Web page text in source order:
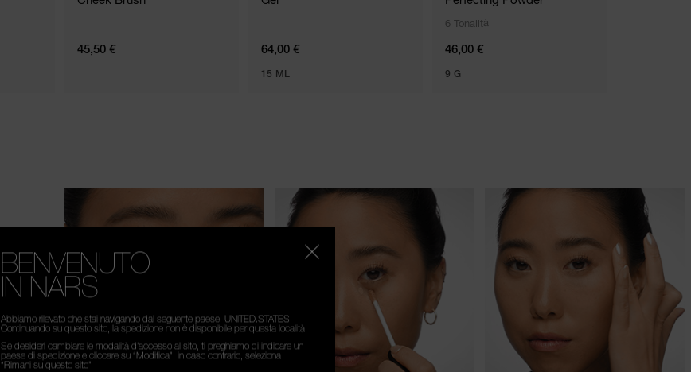
45,50 € 64,00 €
15 ML
6 Tonalità
46,00 €
9 G
BENVENUTO
IN NARS
Abbiamo rilevato che stai navigando dal seguente paese: UNITED.STATES.
Continuando su questo sito, la spedizione non è disponibile per questa località.
Se desideri cambiare le modalità d’accesso al sito, ti preghiamo di indicare un
paese di spedizione e cliccare su “Modifica”, in caso contrario, seleziona
“Rimani su questo sito”